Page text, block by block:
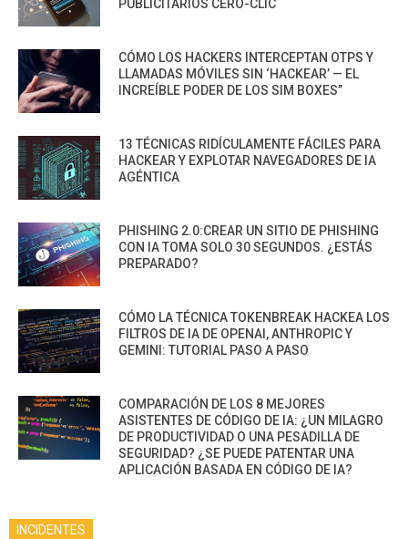
PUBLICITARIOS CERO-CLIC
CÓMO LOS HACKERS INTERCEPTAN OTPS Y
LLAMADAS MÓVILES SIN ‘HACKEAR’ — EL
INCREÍBLE PODER DE LOS SIM BOXES”
13 TÉCNICAS RIDÍCULAMENTE FÁCILES PARA
HACKEAR Y EXPLOTAR NAVEGADORES DE IA
AGÉNTICA
PHISHING 2.0:CREAR UN SITIO DE PHISHING
CON IA TOMA SOLO 30 SEGUNDOS. ¿ESTÁS
PREPARADO?
CÓMO LA TÉCNICA TOKENBREAK HACKEA LOS
FILTROS DE IA DE OPENAI, ANTHROPIC Y
GEMINI: TUTORIAL PASO A PASO
COMPARACIÓN DE LOS 8 MEJORES
ASISTENTES DE CÓDIGO DE IA: ¿UN MILAGRO
DE PRODUCTIVIDAD O UNA PESADILLA DE
SEGURIDAD? ¿SE PUEDE PATENTAR UNA
APLICACIÓN BASADA EN CÓDIGO DE IA?
INCIDENTES